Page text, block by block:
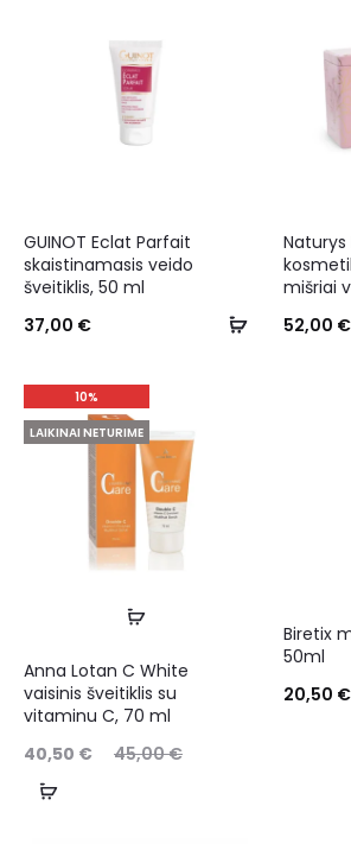
GUINOT Eclat Parfait
skaistinamasis veido
šveitiklis, 50 ml
37,00 €
Naturys
mišriai
52,00 €
10%
LAIKINAI NETURIME
Anna Lotan C White
vaisinis šveitiklis su
vitaminu C, 70 ml
45,00€
40,50 €
Biretix
50ml
20,50 €